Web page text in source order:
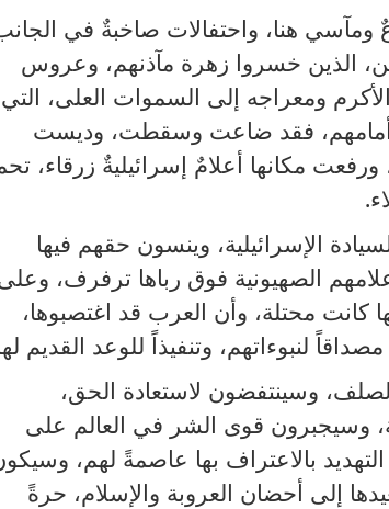
ومآسي هنا، واحتفالات صاخبةٌ في
الذين خسروا زهرة مآذنهم، وعروس
ومعراجه إلى السموات العلى، التي
أمامهم، فقد ضاعت وسقطت، وديست
مكانها أعلامٌ إسرائيليةٌ زرقاء،
الإسرائيلية، وينسون حقهم فيها
الصهيونية فوق رباها ترفرف،
محتلة، وأن العرب قد اغتصبوها،
لنبوءاتهم، وتنفيذاً للوعد القديم
وسينتفضون لاستعادة الحق،
وسيجبرون قوى الشر في العالم على
بالاعتراف بها عاصمةً لهم،
إلى أحضان العروبة والإسلام، حرةً